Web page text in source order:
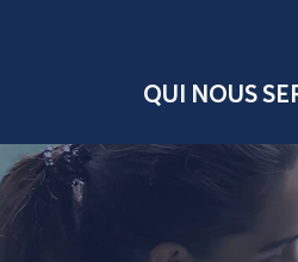
QUI NOUS